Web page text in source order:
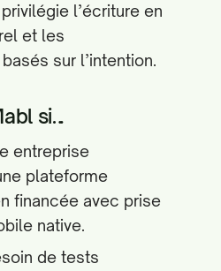
l’écriture en
et les
sur l’intention.
si…
entreprise
plateforme
financée avec prise
native.
de tests